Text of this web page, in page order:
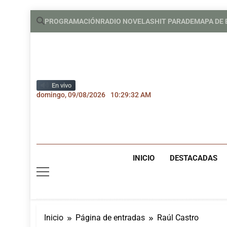
Saltar
PROGRAMACIÓNRADIO NOVELASHIT PARADEMAPA DE
En vivo
domingo, 09/08/2026 10:29:33 AM
INICIO DESTACADAS
Inicio Página de entradas Raúl Castro